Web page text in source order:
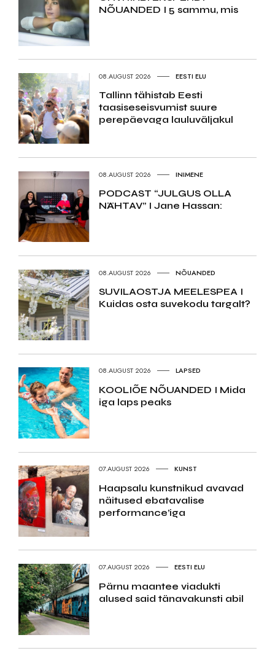
NÕUANDED I 5 sammu, mis
08.AUGUST 2026 EESTI ELU
Tallinn tähistab Eesti
taasiseseisvumist suure
perepäevaga lauluväljakul
08.AUGUST 2026 INIMENE
PODCAST “JULGUS OLLA
NÄHTAV” I Jane Hassan:
08.AUGUST 2026 NÕUANDED
SUVILAOSTJA MEELESPEA I
Kuidas osta suvekodu targalt?
08.AUGUST 2026 LAPSED
KOOLIÕE NÕUANDED I Mida
iga laps peaks
07.AUGUST 2026 KUNST
Haapsalu kunstnikud avavad
näitused ebatavalise
performance’iga
07.AUGUST 2026 EESTI ELU
Pärnu maantee viadukti
alused said tänavakunsti abil